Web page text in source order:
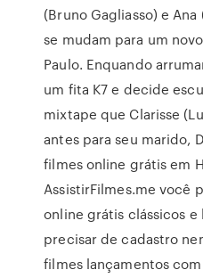
(Bruno Gagliasso) e
se mudam para um
Paulo. Enquando
um fita K7 e decide
mixtape que Clarisse
antes para seu marido,
filmes online grátis em
AssistirFilmes.me você
online grátis clássicos e
precisar de cadastro
filmes lançamentos